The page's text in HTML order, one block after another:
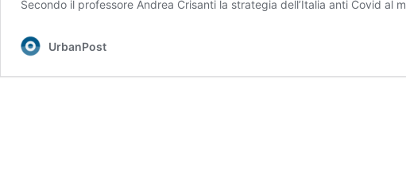
Secondo il professore Andrea Crisanti la strategia dell’Italia anti Covid al
UrbanPost